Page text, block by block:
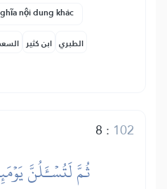
nội dung khác
ابن كثير الطبري
8 : 102
ثُمَّ لَتُسۡـَٔلُنَّ